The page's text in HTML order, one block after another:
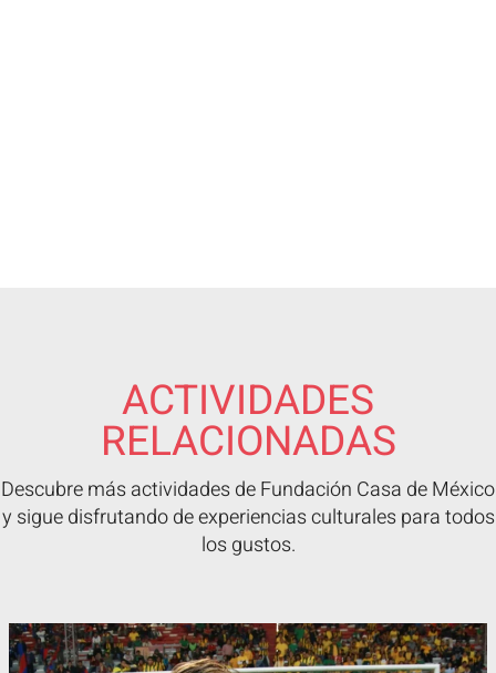
ACTIVIDADES
RELACIONADAS
Descubre más actividades de Fundación Casa de México
y sigue disfrutando de experiencias culturales para todos
los gustos.